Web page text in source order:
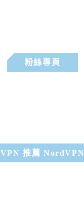
粉絲專頁
VPN 推薦 NordVPN